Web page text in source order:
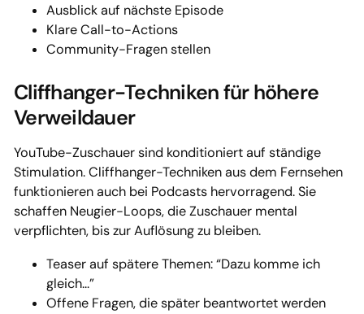
Ausblick auf nächste Episode
Klare Call-to-Actions
Community-Fragen stellen
Cliffhanger-Techniken für höhere
Verweildauer
YouTube-Zuschauer sind konditioniert auf ständige
Stimulation. Cliffhanger-Techniken aus dem Fernsehen
funktionieren auch bei Podcasts hervorragend. Sie
schaffen Neugier-Loops, die Zuschauer mental
verpflichten, bis zur Auflösung zu bleiben.
Teaser auf spätere Themen: “Dazu komme ich
gleich…”
Offene Fragen, die später beantwortet werden